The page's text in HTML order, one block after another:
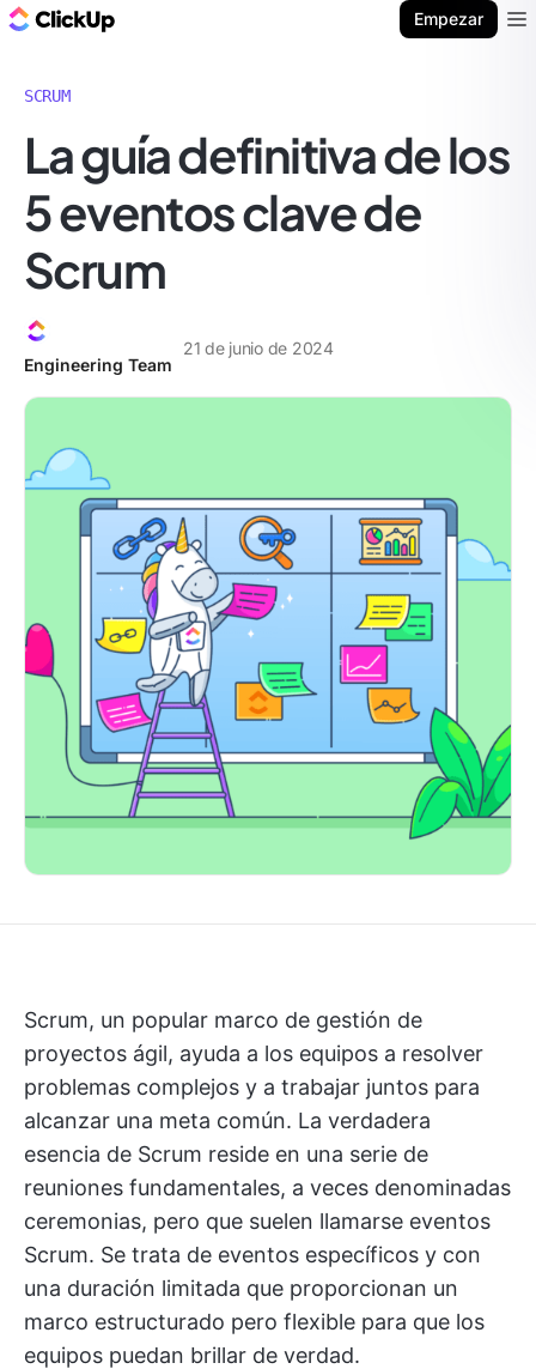
Empezar
SCRUM
La guía definitiva de los
5 eventos clave de
Scrum
Engineering Team
21 de junio de 2024
Scrum, un popular marco de gestión de
proyectos ágil, ayuda a los equipos a resolver
problemas complejos y a trabajar juntos para
alcanzar una meta común. La verdadera
esencia de Scrum reside en una serie de
reuniones fundamentales, a veces denominadas
ceremonias, pero que suelen llamarse eventos
Scrum. Se trata de eventos específicos y con
una duración limitada que proporcionan un
marco estructurado pero flexible para que los
equipos puedan brillar de verdad.